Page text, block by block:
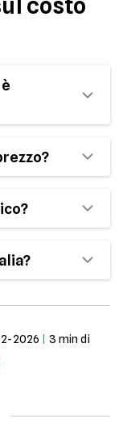
costo
ma
2026 3 min di